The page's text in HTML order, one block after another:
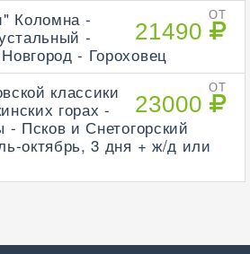
ОТ
21490
Коломна -
-
- Гороховец
ОТ
23000
классики
горах -
Псков и Снетогорский
октябрь, 3 дня + ж/д или